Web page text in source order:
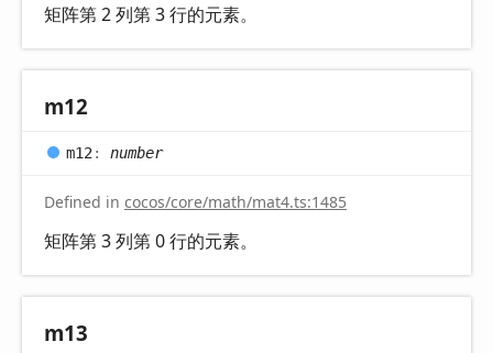
矩阵第 2 列第 3 行的元素。
m12
m12 : number
Defined in cocos/core/math/mat4.ts:1485
矩阵第 3 列第 0 行的元素。
m13